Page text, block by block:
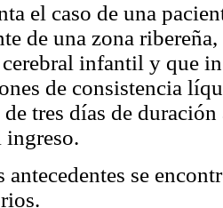
el caso de una
de una zona
infantil y que
de consistencia
tres días de
ingreso.
antecedentes se